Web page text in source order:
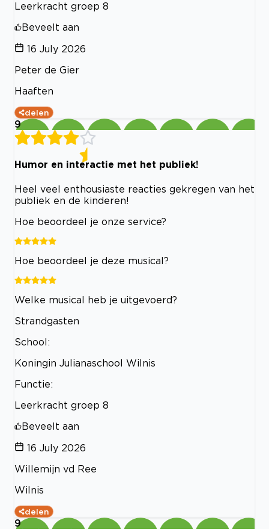
Leerkracht groep 8
Beveelt aan
16 July 2026
Peter de Gier
Haaften
delen
9
Humor en interactie met het publiek!
Heel veel enthousiaste reacties gekregen van het
publiek en de kinderen!
Hoe beoordeel je onze service?
Hoe beoordeel je deze musical?
Welke musical heb je uitgevoerd?
Strandgasten
School:
Koningin Julianaschool Wilnis
Functie:
Leerkracht groep 8
Beveelt aan
16 July 2026
Willemijn vd Ree
Wilnis
delen
9